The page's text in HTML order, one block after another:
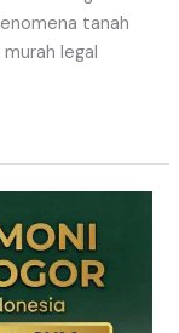
tanah
legal